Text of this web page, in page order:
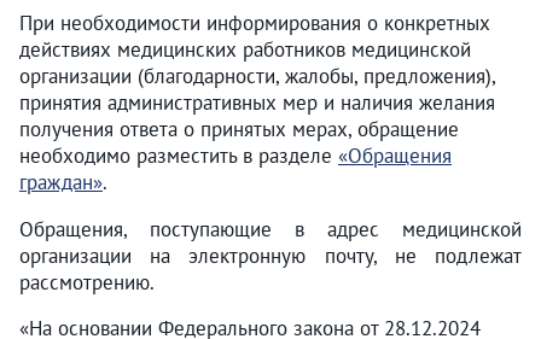
При необходимости информирования о конкретных
действиях медицинских работников медицинской
организации (благодарности, жалобы, предложения),
принятия административных мер и наличия желания
получения ответа о принятых мерах, обращение
необходимо разместить в разделе «Обращения
граждан».
Обращения, поступающие в адрес медицинской
организации на электронную почту, не подлежат
рассмотрению.
«На основании Федерального закона от 28.12.2024